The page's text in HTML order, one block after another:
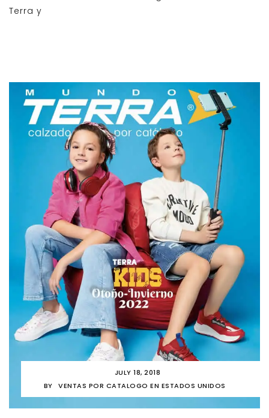
Terra y
JULY 18, 2018
BY
VENTAS POR CATALOGO EN ESTADOS UNIDOS